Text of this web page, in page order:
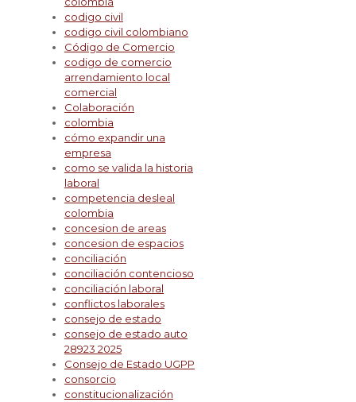
codigo civil
codigo civil colombiano
Código de Comercio
codigo de comercio
arrendamiento local
comercial
Colaboración
colombia
cómo expandir una
empresa
como se valida la historia
laboral
competencia desleal
colombia
concesion de areas
concesion de espacios
conciliación
conciliación contencioso
conciliación laboral
conflictos laborales
consejo de estado
consejo de estado auto
28923 2025
Consejo de Estado UGPP
consorcio
constitucionalización